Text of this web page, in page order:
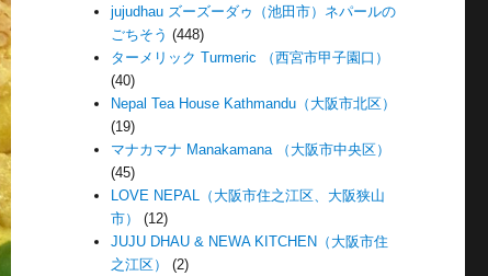
jujudhau ズーズーダゥ（池田市）ネパールの
ごちそう (448)
ターメリック Turmeric （西宮市甲子園口）
(40)
Nepal Tea House Kathmandu（大阪市北区）
(19)
マナカマナ Manakamana （大阪市中央区）
(45)
LOVE NEPAL（大阪市住之江区、大阪狭山
市）
(12)
JUJU DHAU & NEWA KITCHEN（大阪市住
之江区）
(2)